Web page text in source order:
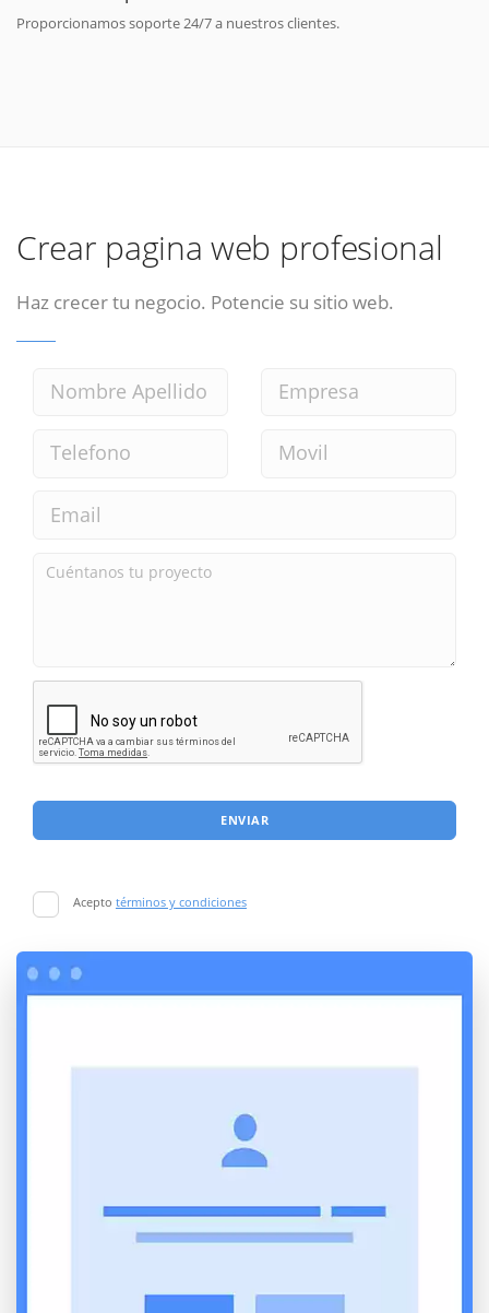
Proporcionamos soporte 24/7 a nuestros clientes.
Crear pagina web profesional
Haz crecer tu negocio. Potencie su sitio web.
ENVIAR
Acepto términos y condiciones